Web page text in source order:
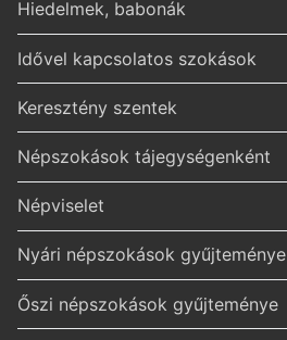
Hiedelmek, babonák
Idővel kapcsolatos szokások
Keresztény szentek
Népszokások tájegységenként
Népviselet
Nyári népszokások gyűjteménye
Őszi népszokások gyűjteménye